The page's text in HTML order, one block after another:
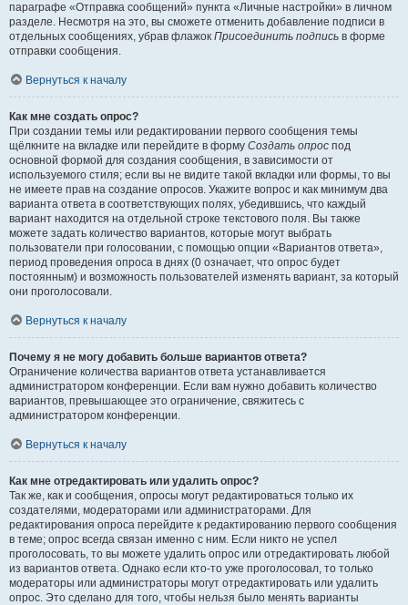
параграфе «Отправка сообщений» пункта «Личные настройки» в личном
разделе. Несмотря на это, вы сможете отменить добавление подписи в
отдельных сообщениях, убрав флажок Присоединить подпись в форме
отправки сообщения.
Вернуться к началу
Как мне создать опрос?
При создании темы или редактировании первого сообщения темы
щёлкните на вкладке или перейдите в форму Создать опрос под
основной формой для создания сообщения, в зависимости от
используемого стиля; если вы не видите такой вкладки или формы, то вы
не имеете прав на создание опросов. Укажите вопрос и как минимум два
варианта ответа в соответствующих полях, убедившись, что каждый
вариант находится на отдельной строке текстового поля. Вы также
можете задать количество вариантов, которые могут выбрать
пользователи при голосовании, с помощью опции «Вариантов ответа»,
период проведения опроса в днях (0 означает, что опрос будет
постоянным) и возможность пользователей изменять вариант, за который
они проголосовали.
Вернуться к началу
Почему я не могу добавить больше вариантов ответа?
Ограничение количества вариантов ответа устанавливается
администратором конференции. Если вам нужно добавить количество
вариантов, превышающее это ограничение, свяжитесь с
администратором конференции.
Вернуться к началу
Как мне отредактировать или удалить опрос?
Так же, как и сообщения, опросы могут редактироваться только их
создателями, модераторами или администраторами. Для
редактирования опроса перейдите к редактированию первого сообщения
в теме; опрос всегда связан именно с ним. Если никто не успел
проголосовать, то вы можете удалить опрос или отредактировать любой
из вариантов ответа. Однако если кто-то уже проголосовал, то только
модераторы или администраторы могут отредактировать или удалить
опрос. Это сделано для того, чтобы нельзя было менять варианты